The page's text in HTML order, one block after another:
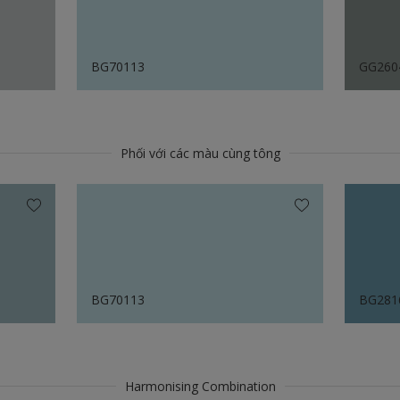
BG70113
Phối với các màu cùng tông
BG70113
Harmonising Combination